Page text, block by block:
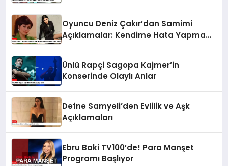
Oyuncu Deniz Çakır’dan Samimi
Açıklamalar: Kendime Hata Yapma
Ünlü Rapçi Sagopa Kajmer’in
Konserinde Olaylı Anlar
Defne Samyeli’den Evlilik ve Aşk
Açıklamaları
Ebru Baki TV100’de! Para Manşet
Programı Başlıyor